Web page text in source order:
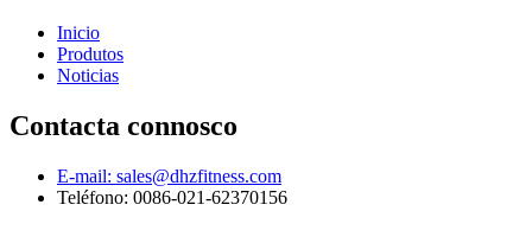
Inicio
Produtos
Noticias
Contacta connosco
E-mail: sales@dhzfitness.com
Teléfono: 0086-021-62370156